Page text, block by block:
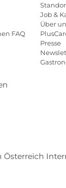
FAQ
Job &
Über
Presse
Österreich